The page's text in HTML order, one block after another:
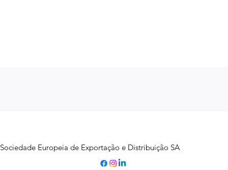
Sociedade Europeia de Exportação e Distribuição SA